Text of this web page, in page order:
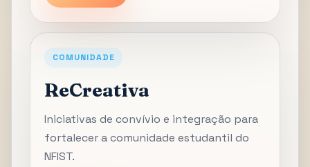
COMUNIDADE
ReCreativa
Iniciativas de convívio e integração para
fortalecer a comunidade estudantil do
NFIST.